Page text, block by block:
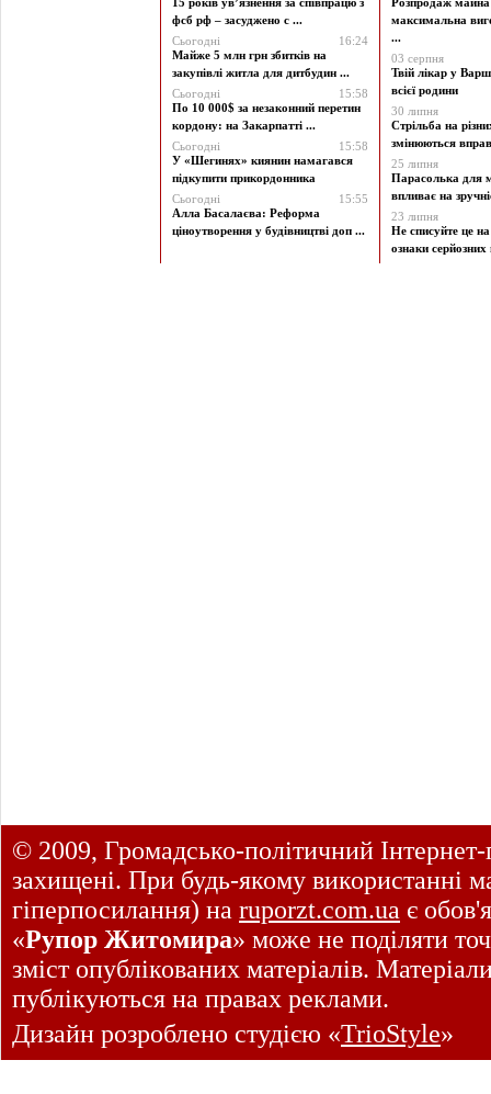
15 років ув’язнення за співпрацю з
фсб рф – засуджено с ...
Сьогодні
16:24
Майже 5 млн грн збитків на
закупівлі житла для дитбудин ...
Сьогодні
15:58
По 10 000$ за незаконний перетин
кордону: на Закарпатті ...
Сьогодні
15:58
У «Шегинях» киянин намагався
підкупити прикордонника
Сьогодні
15:55
Алла Басалаєва: Реформа
ціноутворення у будівництві доп ...
Розпродаж майна
максимальна
...
03 серпня
Твій лікар у
всієї родини
30 липня
Стрільба на
змінюються
25 липня
Парасолька для
впливає на
23 липня
Не списуйте це
ознаки
© 2009, Громадсько-політичний
захищені. При будь-якому використанні
гіперпосилання) на ruporzt.com.ua є
«Рупор Житомира» може не поділяти
зміст опублікованих матеріалів.
публікуються на правах реклами.
Дизайн розроблено студією «TrioStyle»